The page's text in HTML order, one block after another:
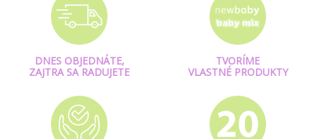
DNES OBJEDNÁTE,
ZAJTRA SA RADUJETE
TVORÍME
VLASTNÉ PRODUKTY